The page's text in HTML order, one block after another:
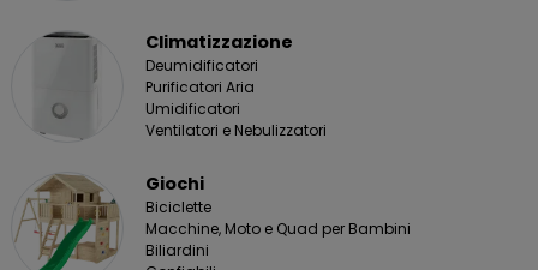
Climatizzazione
Deumidificatori
Purificatori Aria
Umidificatori
Ventilatori e Nebulizzatori
Giochi
Biciclette
Macchine, Moto e Quad per Bambini
Biliardini